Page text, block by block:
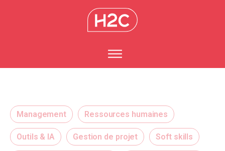
Management Ressources humaines
Outils & IA Gestion de projet Soft skills